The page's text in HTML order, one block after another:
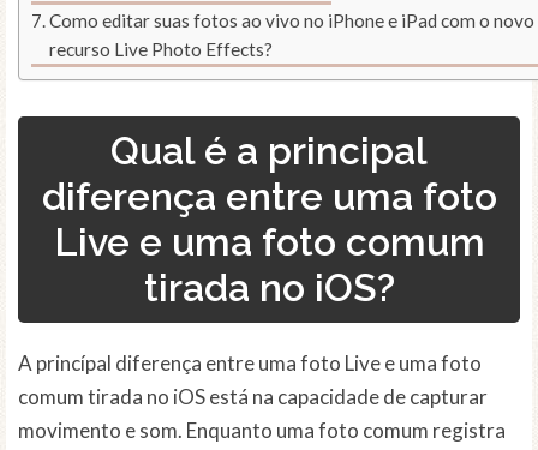
Como editar suas fotos ao vivo no iPhone e iPad com o novo
recurso Live Photo Effects?
Qual é a principal
diferença entre uma foto
Live e uma foto comum
tirada no iOS?
A princípal diferença entre uma foto Live e uma foto
comum tirada no iOS está na capacidade de capturar
movimento e som. Enquanto uma foto comum registra